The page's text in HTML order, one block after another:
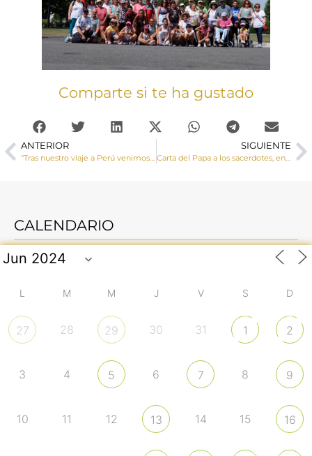
Comparte si te ha gustado
ANTERIOR
“Tras nuestro viaje a Perú venimos con el corazón un poco más grande”
SIGUIENTE
Carta del Papa a los sacerdotes, en el 160 aniversario de la muerte del Santo Cura de Ars
CALENDARIO
L M M J V S D
27 28 29 30 31 1 2
3 4 5 6 7 8 9
10 11 12 13 14 15 16